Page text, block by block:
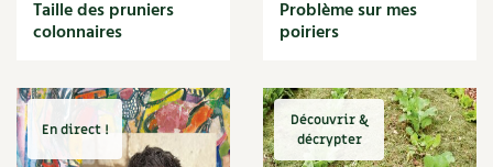
Cuisine saine
Décoration
DIY
Eau
Énergie
Taille des pruniers
colonnaires
Problème sur mes
poiriers
En direct !
Découvrir &
décrypter